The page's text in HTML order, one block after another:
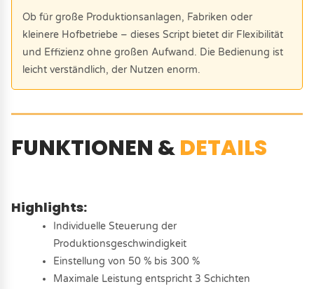
Ob für große Produktionsanlagen, Fabriken oder
kleinere Hofbetriebe – dieses Script bietet dir Flexibilität
und Effizienz ohne großen Aufwand. Die Bedienung ist
leicht verständlich, der Nutzen enorm.
FUNKTIONEN &DETAILS
Highlights:
Individuelle Steuerung der
Produktionsgeschwindigkeit
Einstellung von 50 % bis 300 %
Maximale Leistung entspricht 3 Schichten